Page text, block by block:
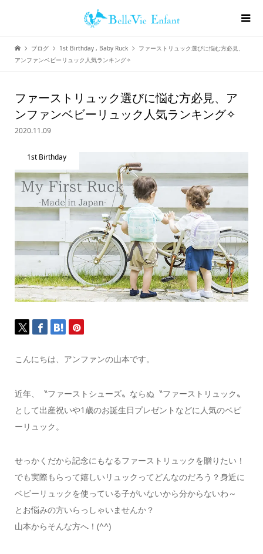
ブログ 1st Birthday , Baby Ruck
ファーストリュック選びに悩む方必見、
アンファンベビーリュック人気ランキング✧
ファーストリュック選びに悩む方必見、ア
ンファンベビーリュック人気ランキング✧
2020.11.09
1st Birthday
こんにちは、アンファンの山本です。
近年、〝ファーストシューズ〟ならぬ〝ファーストリュック〟
として出産祝いや1歳のお誕生日プレゼントなどに人気のベビ
ーリュック。
せっかくだから記念にもなるファーストリュックを贈りたい！
でも実際もらって嬉しいリュックってどんなのだろう？身近に
ベビーリュックを使っている子がいないから分からないわ～
とお悩みの方いらっしゃいませんか？
山本からそんな方へ！(^^)